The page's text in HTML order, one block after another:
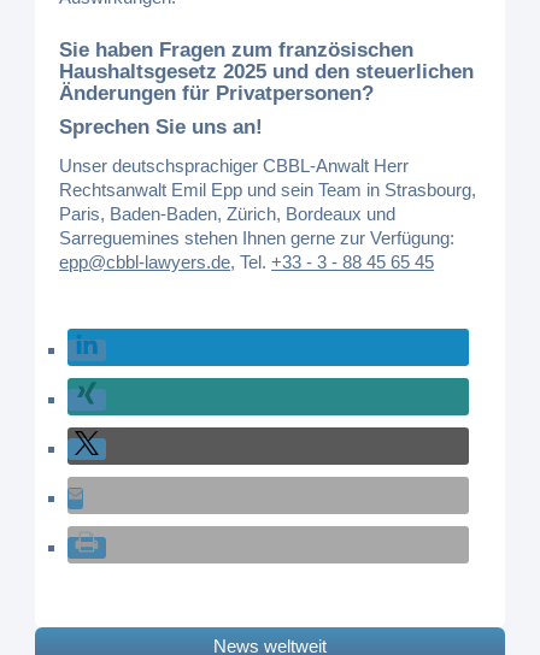
Sie haben Fragen zum französischen
Haushaltsgesetz 2025 und den steuerlichen
Änderungen für Privatpersonen?
Sprechen Sie uns an!
Unser deutschsprachiger CBBL-Anwalt Herr
Rechtsanwalt Emil Epp und sein Team in Strasbourg,
Paris, Baden-Baden, Zürich, Bordeaux und
Sarreguemines stehen Ihnen gerne zur Verfügung:
epp@cbbl-lawyers.de,Tel.+33 - 3 - 88 45 65 45
News weltweit